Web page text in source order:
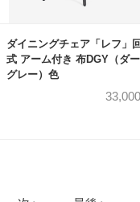
ダイニングチェア「レフ」
式 アーム付き 布DGY（ダ
グレー）色
33,000